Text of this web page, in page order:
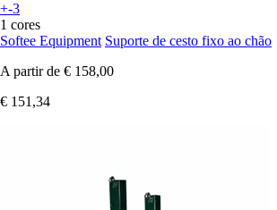
+-3
1 cores
Softee Equipment Suporte de cesto fixo ao chão
A partir de € 158,00
€ 151,34